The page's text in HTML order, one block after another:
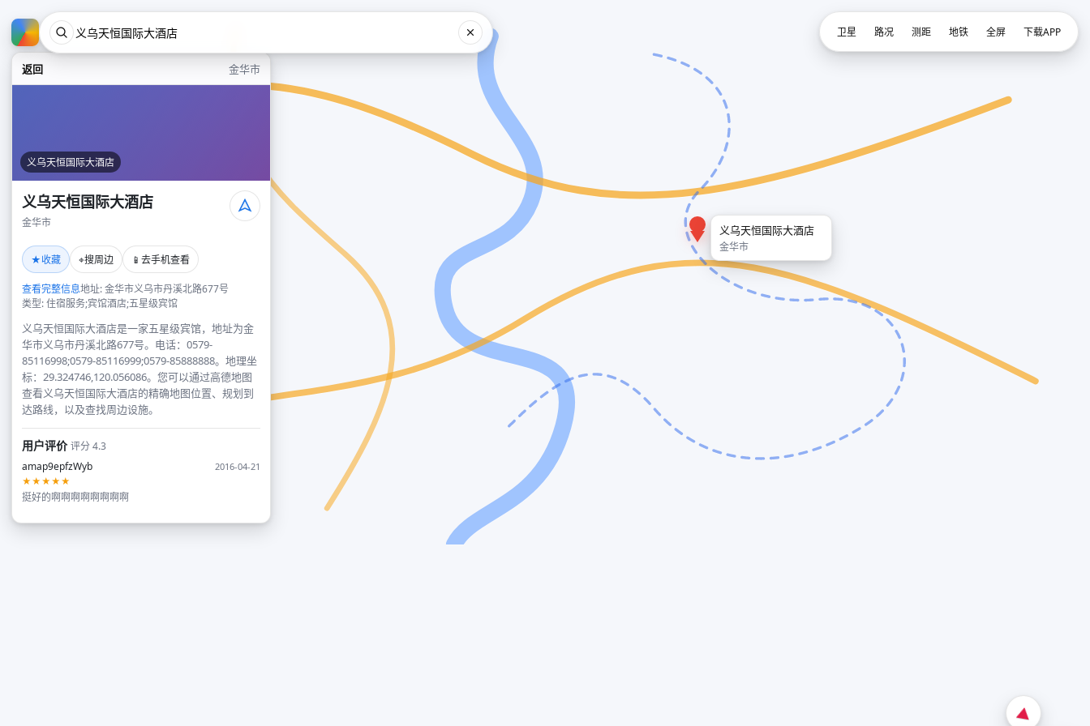
返回 金华市
义乌天恒国际大酒店
义乌天恒国际大酒店
金华市
★收藏 ⌖搜周边 📱 去手机查看
查看完整信息地址: 金华市义乌市丹溪北路677号
类型: 住宿服务;宾馆酒店;五星级宾馆
义乌天恒国际大酒店是一家五星级宾馆，地址为金
华市义乌市丹溪北路677号。电话：0579-
85116998;0579-85116999;0579-85888888。地理坐
标：29.324746,120.056086。您可以通过高德地图
查看义乌天恒国际大酒店的精确地图位置、规划到
达路线，以及查找周边设施。
用户评价评分 4.3
amap9epfzWyb
2016-04-21
★★★★★
挺好的啊啊啊啊啊啊啊啊
义乌天恒国际大酒店
金华市
卫星 路况 测距 地铁 全屏 下载APP